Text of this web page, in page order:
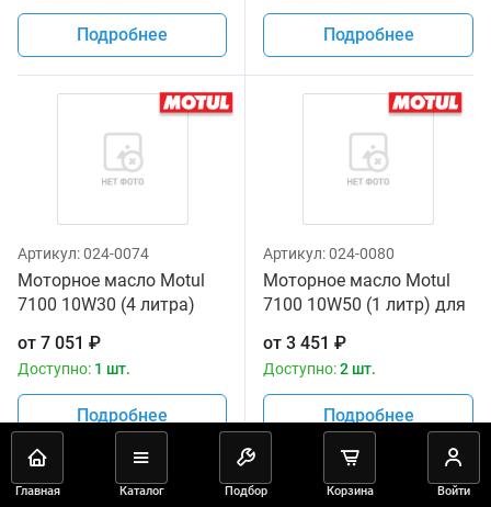
Подробнее Подробнее
Артикул:024-0074
Моторное масло Motul
7100 10W30 (4 литра)
от 7 051 ₽
Доступно: 1 шт.
Подробнее
Артикул:024-0080
Моторное масло Motul
7100 10W50 (1 литр) для
от 3 451 ₽
Доступно:2 шт.
Подробнее
Главная Каталог Подбор Корзина Войти